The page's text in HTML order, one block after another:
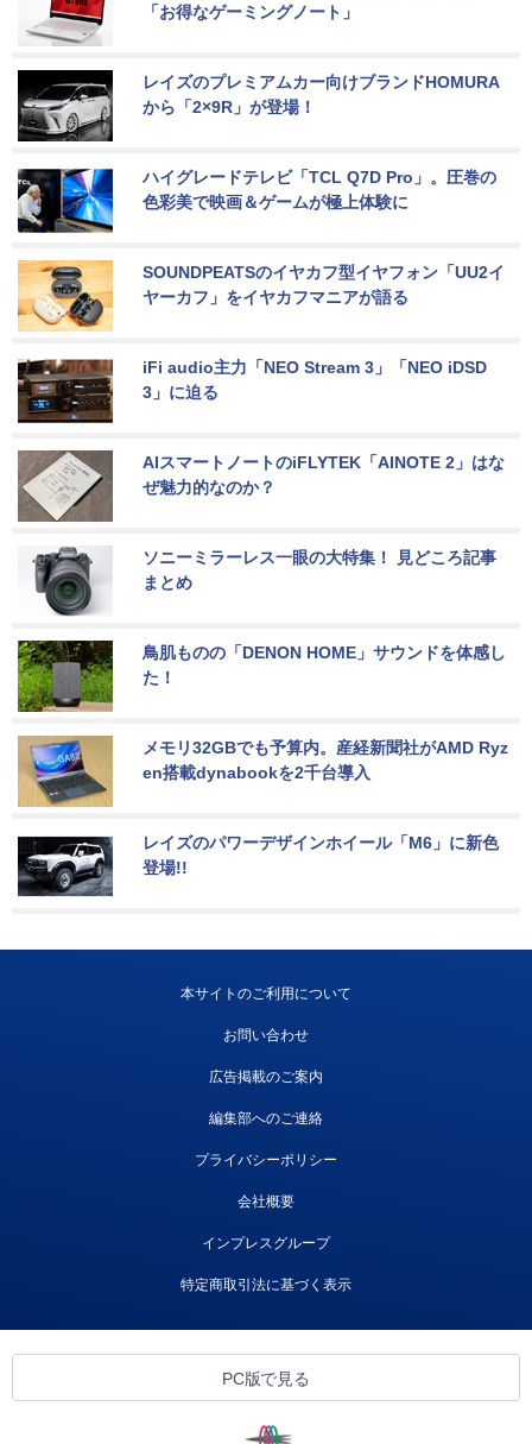
「お得なゲーミングノート」
レイズのプレミアムカー向けブランドHOMURA
から「2×9R」が登場！
ハイグレードテレビ「TCL Q7D Pro」。圧巻の
色彩美で映画＆ゲームが極上体験に
SOUNDPEATSのイヤカフ型イヤフォン「UU2イ
ヤーカフ」をイヤカフマニアが語る
iFi audio主力「NEO Stream 3」「NEO iDSD
3」に迫る
AIスマートノートのiFLYTEK「AINOTE 2」はな
ぜ魅力的なのか？
ソニーミラーレス一眼の大特集！ 見どころ記事
まとめ
鳥肌ものの「DENON HOME」サウンドを体感し
た！
メモリ32GBでも予算内。産経新聞社がAMD Ryz
en搭載dynabookを2千台導入
レイズのパワーデザインホイール「M6」に新色
登場!!
本サイトのご利用について
お問い合わせ
広告掲載のご案内
編集部へのご連絡
プライバシーポリシー
会社概要
インプレスグループ
特定商取引法に基づく表示
PC版で見る